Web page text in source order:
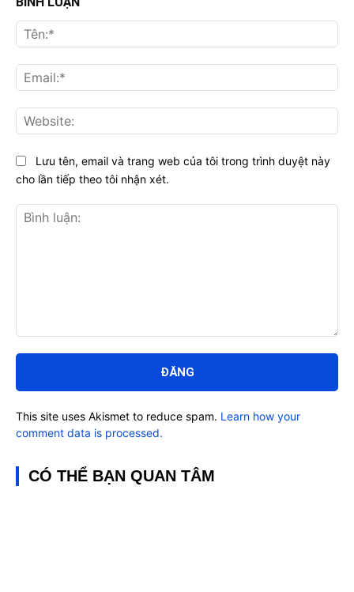
luận:
Lưu tên, email và trang web của tôi trong trình duyệt này
cho lần tiếp theo tôi nhận xét.
This site uses Akismet to reduce spam. Learn how your
comment data is processed.
CÓ THỂ BẠN QUAN TÂM